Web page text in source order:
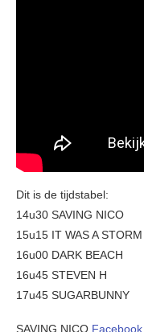
Dit is de tijdstabel:
14u30 SAVING NICO
15u15 IT WAS A STORM
16u00 DARK BEACH
16u45 STEVEN H
17u45 SUGARBUNNY
SAVING NICO Facebook